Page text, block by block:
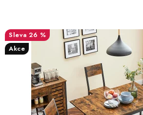
26 %
Akce